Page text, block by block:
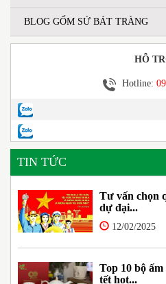
BLOG GỐM SỨ BÁT TRÀNG
HỖ
Hotline:
TIN TỨC
Tư vấn chọn
dự đại...
12/02/2025
Top 10 bộ
tết hot...